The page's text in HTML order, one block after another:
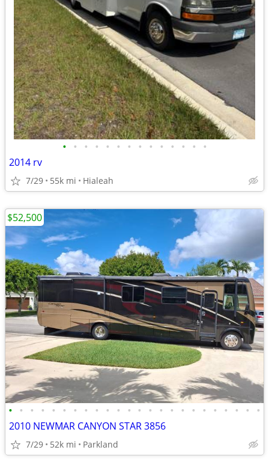
• • • • • • • • • • • • • •
2014 rv
7/29 55k mi Hialeah
• • • • • • • • • • • • • • • • • • • • • • • •
2010 NEWMAR CANYON STAR 3856
7/29 52k mi Parkland
$52,500